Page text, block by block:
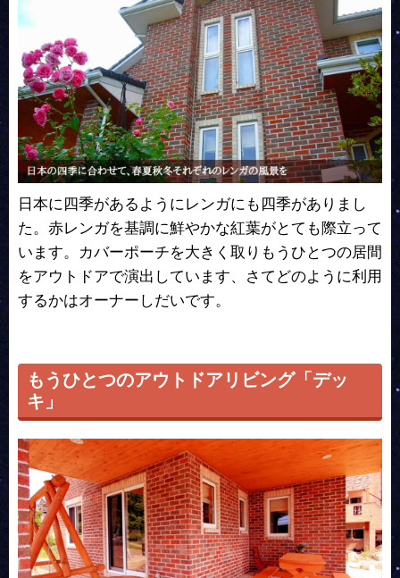
日本に四季があるようにレンガにも四季がありまし
た。赤レンガを基調に鮮やかな紅葉がとても際立って
います。カバーポーチを大きく取りもうひとつの居間
をアウトドアで演出しています、さてどのように利用
するかはオーナーしだいです。
もうひとつのアウトドアリビング「デッ
キ」